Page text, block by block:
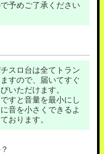
予めご了承ください
スロ台は全てトラン
すので、届いてすぐ
いただけます。
すと音量を最小にし
音を小さくできるよ
おります。